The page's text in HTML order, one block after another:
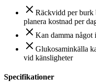
Räckvidd per burk
planera kostnad per
Kan damma något
Glukosaminkälla
vid känsligheter
Specifikationer